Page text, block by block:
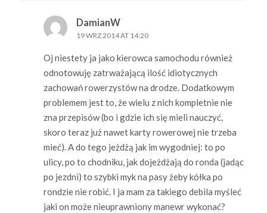
DamianW
19 WRZ 2014 AT 14:20
Oj niestety ja jako kierowca samochodu również
odnotowuję zatrważającą ilość idiotycznych
zachowań rowerzystów na drodze. Dodatkowym
problemem jest to, że wielu z nich kompletnie nie
zna przepisów (bo i gdzie ich się mieli nauczyć,
skoro teraz już nawet karty rowerowej nie trzeba
mieć). A do tego jeżdżą jak im wygodniej: to po
ulicy, po to chodniku, jak dojeżdżają do ronda (jadąc
po jezdni) to szybki myk na pasy żeby kółka po
rondzie nie robić. I ja mam za takiego debila myśleć
jaki on może nieuprawniony manewr wykonać?